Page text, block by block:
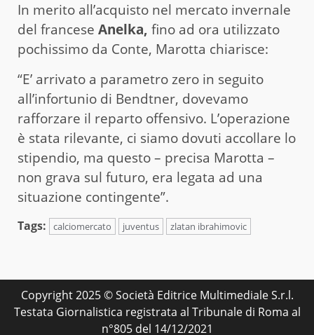
In merito all’acquisto nel mercato invernale
del francese Anelka, fino ad ora utilizzato
pochissimo da Conte, Marotta chiarisce:
“E’ arrivato a parametro zero in seguito
all’infortunio di Bendtner, dovevamo
rafforzare il reparto offensivo. L’operazione
è stata rilevante, ci siamo dovuti accollare lo
stipendio, ma questo – precisa Marotta –
non grava sul futuro, era legata ad una
situazione contingente”.
Tags: calciomercato juventus zlatan ibrahimovic
Copyright 2025 © Società Editrice Multimediale S.r.l.
Testata Giornalistica registrata al Tribunale di Roma al
n°805 del 14/12/2021